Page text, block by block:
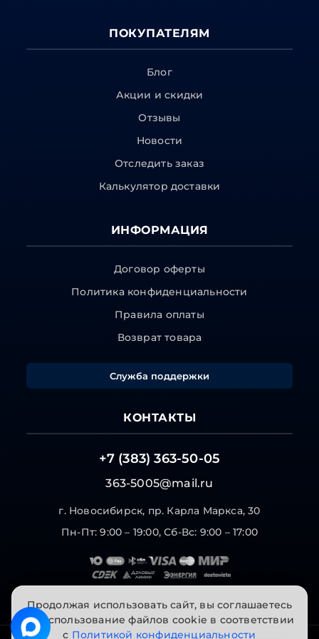
ПОКУПАТЕЛЯМ
Блог
Акции и скидки
Отзывы
Новости
Отследить заказ
Калькулятор доставки
ИНФОРМАЦИЯ
Договор оферты
Политика конфиденциальности
Правила оплаты
Возврат товара
Служба поддержки
КОНТАКТЫ
+7 (383) 363-50-05
363-5005@mail.ru
г. Новосибирск, пр. Карла Маркса, 30
Пн-Пт: 9:00 – 19:00, Сб-Вс: 9:00 – 17:00
Продолжая использовать сайт, вы соглашаетесь
на использование файлов cookie в соответствии
с Политикой конфиденциальности